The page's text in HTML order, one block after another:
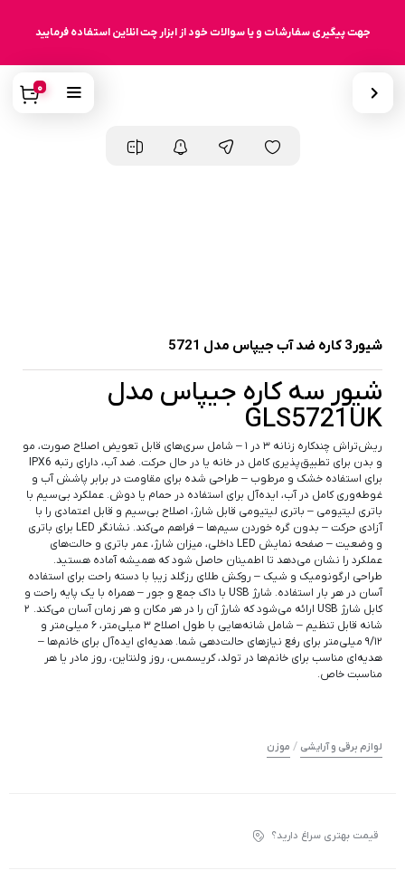
جهت پیگیری سفارشات و یا سوالات خود از ابزار چت انلاین استفاده فرمایید
0
شیور3 کاره ضد آب جیپاس مدل 5721
شیور سه کاره جیپاس مدل
GLS5721UK
ریش‌تراش چندکاره زنانه ۳ در ۱ – شامل سری‌های قابل تعویض اصلاح صورت، مو
و بدن برای تطبیق‌پذیری کامل در خانه یا در حال حرکت. ضد آب، دارای رتبه IPX6
برای استفاده خشک و مرطوب – طراحی شده برای مقاومت در برابر پاشش آب و
غوطه‌وری کامل در آب، ایده‌آل برای استفاده در حمام یا دوش. عملکرد بی‌سیم با
باتری لیتیومی – باتری لیتیومی قابل شارژ، اصلاح بی‌سیم و قابل اعتمادی را با
آزادی حرکت – بدون گره خوردن سیم‌ها – فراهم می‌کند. نشانگر LED برای باتری
و وضعیت – صفحه نمایش LED داخلی، میزان شارژ، عمر باتری و حالت‌های
عملکرد را نشان می‌دهد تا اطمینان حاصل شود که همیشه آماده هستید.
طراحی ارگونومیک و شیک – روکش طلای رزگلد زیبا با دسته راحت برای استفاده
آسان در هر بار استفاده. شارژ USB با داک جمع و جور – همراه با یک پایه راحت و
کابل شارژ USB ارائه می‌شود که شارژ آن را در هر مکان و هر زمان آسان می‌کند. ۲
شانه قابل تنظیم – شامل شانه‌هایی با طول اصلاح ۳ میلی‌متر، ۶ میلی‌متر و
۹/۱۲ میلی‌متر برای رفع نیازهای حالت‌دهی شما. هدیه‌ای ایده‌آل برای خانم‌ها –
هدیه‌ای مناسب برای خانم‌ها در تولد، کریسمس، روز ولنتاین، روز مادر یا هر
مناسبت خاص.
لوازم برقی و آرایشی / موزن
قیمت بهتری سراغ دارید؟